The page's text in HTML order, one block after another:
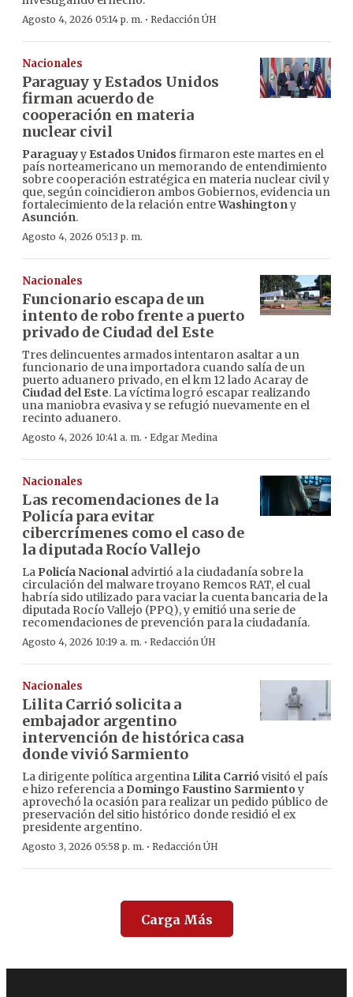
Agosto 4, 2026 05:14 p. m. · Redacción ÚH
Nacionales
Paraguay y Estados Unidos
firman acuerdo de
cooperación en materia
nuclear civil
Paraguayy Estados Unidos firmaron este martes en el
país norteamericano un memorando de entendimiento
sobre cooperación estratégica en materia nuclear civil y
que, según coincidieron ambos Gobiernos, evidencia un
fortalecimiento de la relación entreWashingtony
Asunción.
Agosto 4, 2026 05:13 p. m.
Nacionales
Funcionario escapa de un
intento de robo frente a puerto
privado de Ciudad del Este
Tres delincuentes armados intentaron asaltar a un
funcionario de una importadora cuando salía de un
puerto aduanero privado, en el km 12 lado Acaray de
Ciudad del Este. La víctima logró escapar realizando
una maniobra evasiva y se refugió nuevamente en el
recinto aduanero.
Agosto 4, 2026 10:41 a. m. · Edgar Medina
Nacionales
Las recomendaciones de la
Policía para evitar
cibercrímenes como el caso de
la diputada Rocío Vallejo
La Policía Nacionaladvirtió a la ciudadanía sobre la
circulación del malware troyano Remcos RAT, el cual
habría sido utilizado para vaciar la cuenta bancaria de la
diputada Rocío Vallejo (PPQ), y emitió una serie de
recomendaciones de prevención para la ciudadanía.
Agosto 4, 2026 10:19 a. m. · Redacción ÚH
Nacionales
Lilita Carrió solicita a
embajador argentino
intervención de histórica casa
donde vivió Sarmiento
La dirigente política argentina Lilita Carrió visitó el país
e hizo referencia a Domingo Faustino Sarmiento y
aprovechó la ocasión para realizar un pedido público de
preservación del sitio histórico donde residió el ex
presidente argentino.
Agosto 3, 2026 05:58 p. m. · Redacción ÚH
Carga Más